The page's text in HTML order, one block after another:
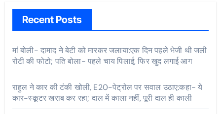
Recent Posts
मां बोली- दामाद ने बेटी को मारकर जलाया:एक दिन पहले भेजी थी जली
रोटी की फोटो; पति बोला- पहले चाय पिलाई, फिर खुद लगाई आग
राहुल ने कार की टंकी खोली, E20-पेट्रोल पर सवाल उठाए:कहा- ये
कार-स्कूटर खराब कर रहा; दाल में काला नहीं, पूरी दाल ही काली